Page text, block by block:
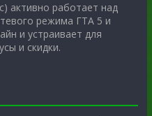
активно работает над
режима ГТА 5 и
и устраивает для
и скидки.